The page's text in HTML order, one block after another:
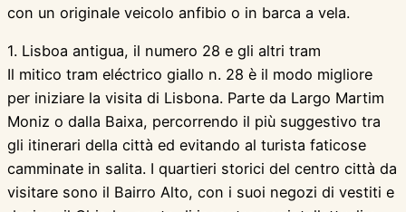
con un originale veicolo anfibio o in barca a vela.
1. Lisboa antigua, il numero 28 e gli altri tram
Il mitico tram eléctrico giallo n. 28 è il modo migliore
per iniziare la visita di Lisbona. Parte da Largo Martim
Moniz o dalla Baixa, percorrendo il più suggestivo tra
gli itinerari della città ed evitando al turista faticose
camminate in salita. I quartieri storici del centro città da
visitare sono il Bairro Alto, con i suoi negozi di vestiti e